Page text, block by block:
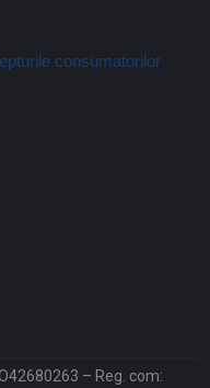
consumatorilor
– Reg. com: